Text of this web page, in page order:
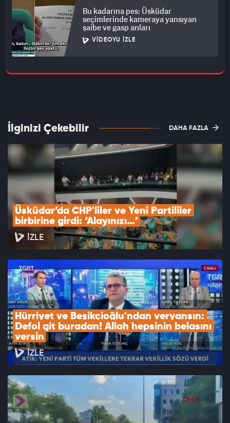
Bu kadarına pes: Üsküdar
seçimlerinde kameraya yansıyan
şaibe ve gasp anları
VIDEOYU İZLE
İlginizi Çekebilir DAHA FAZLA
Üsküdar’da CHP'liler ve Yeni Partililer
birbirine girdi: ‘Alayınızı…’
İZLE
Hürriyet ve Beşikçioğlu'ndan veryansın:
Defol git buradan! Allah hepsinin belasını
versin
İZLE